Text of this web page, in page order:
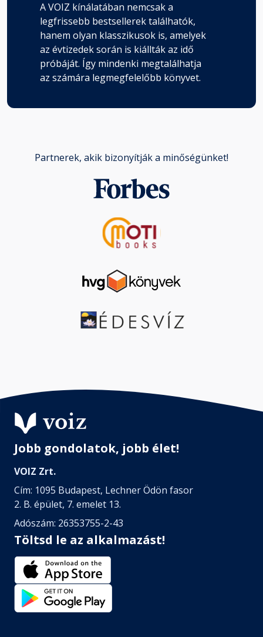
A VOIZ kínálatában nemcsak a
legfrissebb bestsellerek találhatók,
hanem olyan klasszikusok is, amelyek
az évtizedek során is kiállták az idő
próbáját. Így mindenki megtalálhatja
az számára legmegfelelőbb könyvet.
Partnerek, akik bizonyítják a minőségünket!
Jobb gondolatok, jobb élet!
VOIZ Zrt.
Cím: 1095 Budapest, Lechner Ödön fasor
2. B. épület, 7. emelet 13.
Adószám: 26353755-2-43
Töltsd le az alkalmazást!